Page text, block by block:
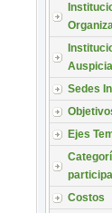
Sedes
Ejes
Costos